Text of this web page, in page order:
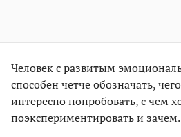
Человек с развитым
способен четче обозначать,
интересно попробовать, с чем
поэкспериментировать и зачем.